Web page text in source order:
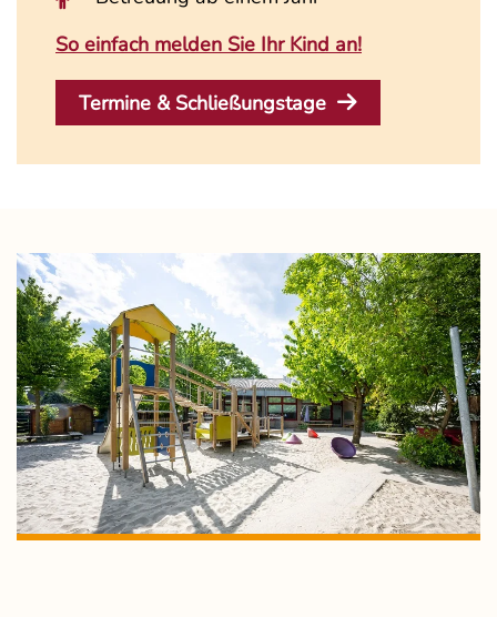
So einfach melden Sie Ihr Kind an!
Termine & Schließungstage